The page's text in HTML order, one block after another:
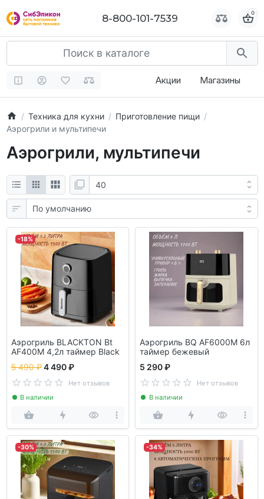
8-800-101-7539 0
Акции Магазины
Техника для кухни
Приготовление пищи
Аэрогрили и мультипечи
Аэрогрили, мультипечи
-18%
Аэрогриль BLACKTON Bt
AF400M 4,2л таймер Black
5 490 ₽ 4 490 ₽
Нет отзывов
В наличии
Аэрогриль BQ AF6000M 6л
таймер бежевый
5 290 ₽
Нет отзывов
В наличии
-30% -34%
8-800-101-7539 0